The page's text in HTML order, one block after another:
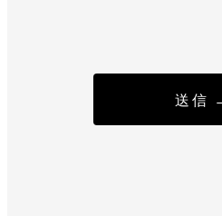
個人情報の開示・訂正・削除について
お客さまご本人からの個人情報の開